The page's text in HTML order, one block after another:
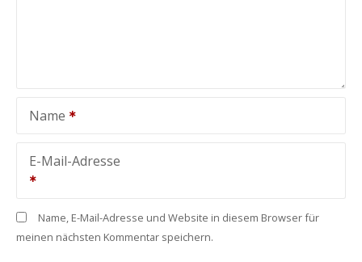
Name
E-Mail-Adresse
Name, E-Mail-Adresse und Website in diesem Browser für
meinen nächsten Kommentar speichern.